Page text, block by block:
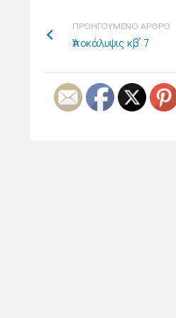
ΠΡΟΗΓΟΥΜΕΝΟ ΑΡΘΡΟ
Ἀποκάλυψις κβ’ 7